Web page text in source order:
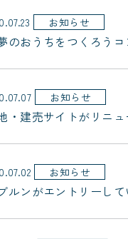
お知らせ
夢のおうちをつくろう
お知らせ
・建売サイトがリニ
お知らせ
ルンがエントリーし